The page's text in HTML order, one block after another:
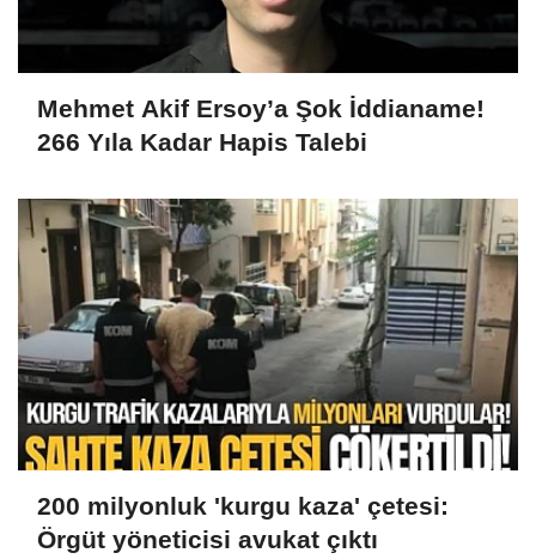
Mehmet Akif Ersoy’a Şok İddianame!
266 Yıla Kadar Hapis Talebi
200 milyonluk 'kurgu kaza' çetesi:
Örgüt yöneticisi avukat çıktı